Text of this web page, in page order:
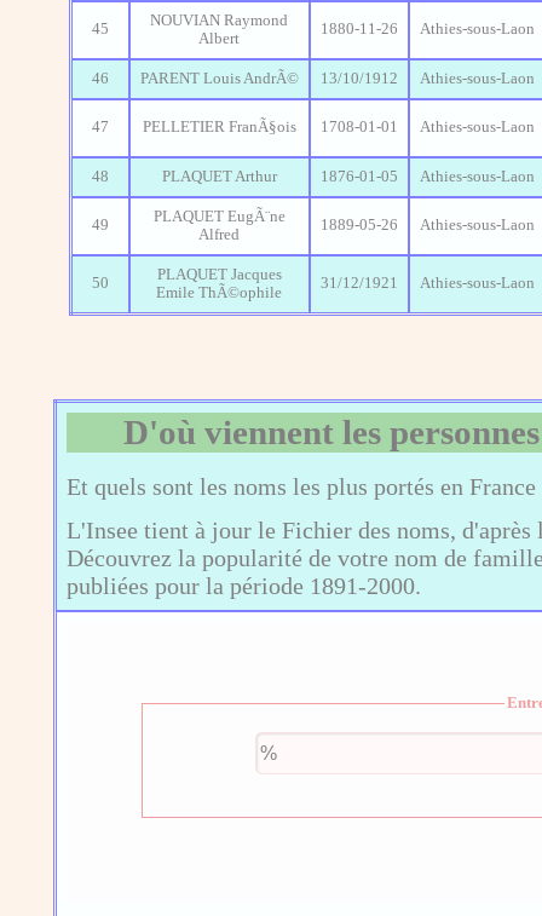
45
NOUVIAN Raymond
Albert
1880-11-26 Athies-sous-Laon
46 PARENT Louis AndrÃ© 13/10/1912 Athies-sous-Laon
47 PELLETIER FranÃ§ois 1708-01-01 Athies-sous-Laon
48 PLAQUET Arthur 1876-01-05 Athies-sous-Laon
49
PLAQUET EugÃ¨ne
Alfred
1889-05-26 Athies-sous-Laon
50
PLAQUET Jacques
Emile ThÃ©ophile
31/12/1921 Athies-sous-Laon
D'où viennent les
Et quels sont les noms les plus portés en
L'Insee tient à jour le Fichier des noms,
Découvrez la popularité de votre nom de
publiées pour la période 1891-2000.